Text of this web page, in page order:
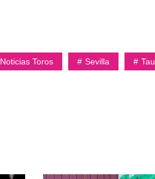
Noticias Toros Sevilla